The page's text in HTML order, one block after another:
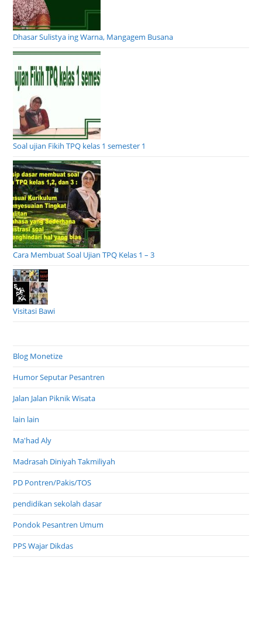
Dhasar Sulistya ing Warna, Mangagem Busana
Soal ujian Fikih TPQ kelas 1 semester 1
Cara Membuat Soal Ujian TPQ Kelas 1 – 3
Visitasi Bawi
Blog Monetize
Humor Seputar Pesantren
Jalan Jalan Piknik Wisata
lain lain
Ma'had Aly
Madrasah Diniyah Takmiliyah
PD Pontren/Pakis/TOS
pendidikan sekolah dasar
Pondok Pesantren Umum
PPS Wajar Dikdas